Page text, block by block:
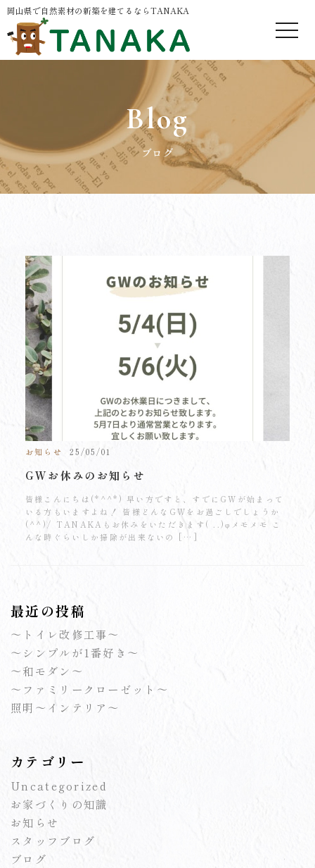
岡山県で自然素材の新築を建てるならTANAKA
Blog
ブログ
お知らせ 25/05/01
GWお休みのお知らせ
皆様こんにちは(*^^*) 早い方ですと、すでにGWが始まって
いる方もいますよね！ 皆様どんなGWをお過ごしでしょうか
(^^)/ TANAKAもお休みをいただきます( ..)φメモメモ こ
んな時ぐらいしか掃除が出来ないの […]
最近の投稿
～トイレ改修工事～
～シンプルが1番好き～
～和モダン～
～ファミリークローゼット～
照明～インテリア～
カテゴリー
Uncategorized
お家づくりの知識
お知らせ
スタッフブログ
ブログ